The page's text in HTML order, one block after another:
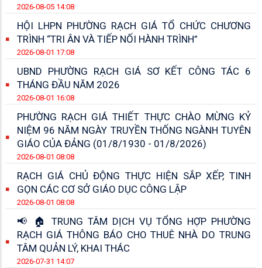
2026-08-05 14:08
HỘI LHPN PHƯỜNG RẠCH GIÁ TỔ CHỨC CHƯƠNG
TRÌNH “TRI ÂN VÀ TIẾP NỐI HÀNH TRÌNH”
2026-08-01 17:08
UBND PHƯỜNG RẠCH GIÁ SƠ KẾT CÔNG TÁC 6
THÁNG ĐẦU NĂM 2026
2026-08-01 16:08
PHƯỜNG RẠCH GIÁ THIẾT THỰC CHÀO MỪNG KỶ
NIỆM 96 NĂM NGÀY TRUYỀN THỐNG NGÀNH TUYÊN
GIÁO CỦA ĐẢNG (01/8/1930 - 01/8/2026)
2026-08-01 08:08
RẠCH GIÁ CHỦ ĐỘNG THỰC HIỆN SẮP XẾP, TINH
GỌN CÁC CƠ SỞ GIÁO DỤC CÔNG LẬP
2026-08-01 08:08
📢 🏠 TRUNG TÂM DỊCH VỤ TỔNG HỢP PHƯỜNG
RẠCH GIÁ THÔNG BÁO CHO THUÊ NHÀ DO TRUNG
TÂM QUẢN LÝ, KHAI THÁC
2026-07-31 14:07